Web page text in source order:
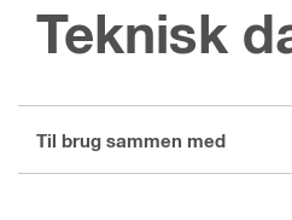
Teknisk
Til brug sammen med